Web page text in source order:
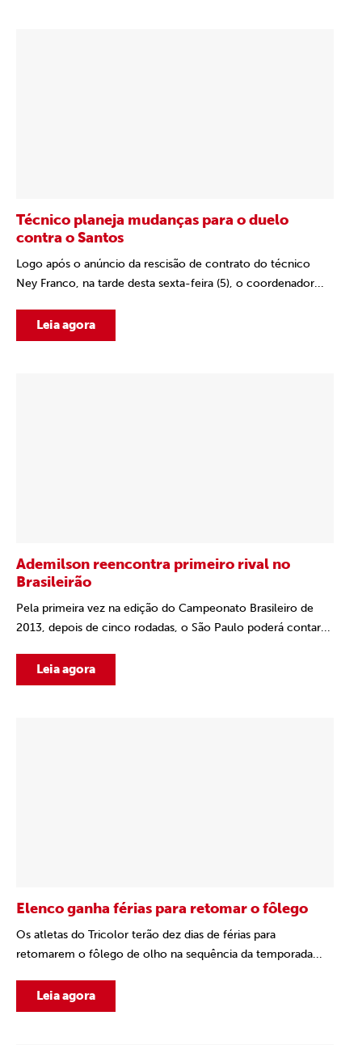
Técnico planeja mudanças para o duelo
contra o Santos
Logo após o anúncio da rescisão de contrato do técnico
Ney Franco, na tarde desta sexta-feira (5), o coordenador...
Leia agora
Ademilson reencontra primeiro rival no
Brasileirão
Pela primeira vez na edição do Campeonato Brasileiro de
2013, depois de cinco rodadas, o São Paulo poderá contar...
Leia agora
Elenco ganha férias para retomar o fôlego
Os atletas do Tricolor terão dez dias de férias para
retomarem o fôlego de olho na sequência da temporada...
Leia agora